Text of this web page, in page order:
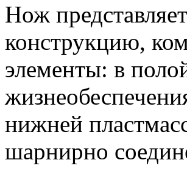
Нож
конструкцию,
элементы: в
нижней
шарнирно